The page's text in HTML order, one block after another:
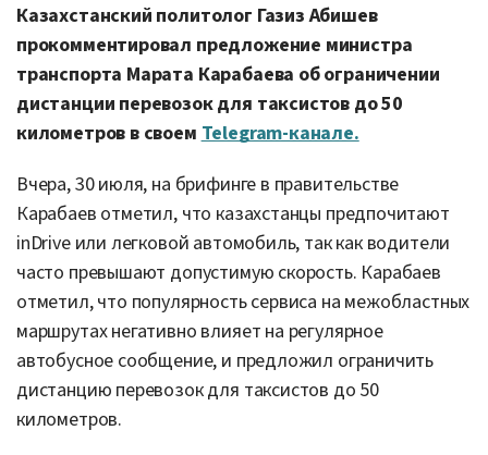
Казахстанский политолог Газиз Абишев
прокомментировал предложение министра
транспорта Марата Карабаева об ограничении
дистанции перевозок для таксистов до 50
километров в своем Telegram-канале.
Вчера, 30 июля, на брифинге в правительстве
Карабаев отметил, что казахстанцы предпочитают
inDrive или легковой автомобиль, так как водители
часто превышают допустимую скорость. Карабаев
отметил, что популярность сервиса на межобластных
маршрутах негативно влияет на регулярное
автобусное сообщение, и предложил ограничить
дистанцию перевозок для таксистов до 50
километров.